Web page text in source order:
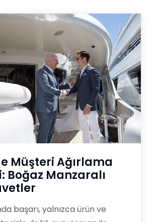
Müşteri Ağırlama
Boğaz Manzaralı
başarı, yalnızca ürün ve